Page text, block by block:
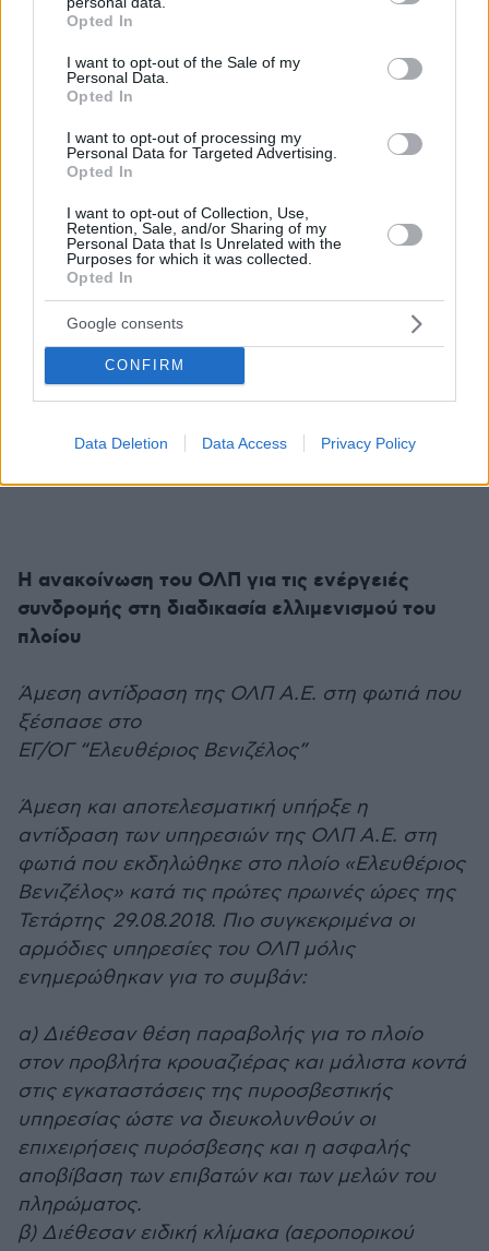
grant or deny consent to Google and its third-party tags to
use your data for below specified purposes in below Google
consent section.
Opted In
I want to opt-out of the Sale of my
Personal Data.
Opted In
I want to opt-out of processing my
Personal Data for Targeted Advertising.
Opted In
I want to opt-out of Collection, Use,
Retention, Sale, and/or Sharing of my
Personal Data that Is Unrelated with the
Purposes for which it was collected.
Opted In
Google consents
CONFIRM
Data Deletion Data Access Privacy Policy
μεταφέρονταν άμεσα με πούλμαν του ΟΛΠ
στην πύλη Ε3 με εντολή της πλοιοκτήτριας
εταιρείας, ώστε να επιβιβαστούν σε πλοίο που
έχει μισθώσει η ΑΝΕΚ για να ξεκινήσει εκ νέου
Η ανακοίνωση του ΟΛΠ για τις ενέργειές
συνδρομής στη διαδικασία ελλιμενισμού του
πλοίου
Άμεση αντίδραση της ΟΛΠ Α.Ε. στη φωτιά που
ξέσπασε στο
ΕΓ/ΟΓ “Ελευθέριος Βενιζέλος”
Άμεση και αποτελεσματική υπήρξε η
αντίδραση των υπηρεσιών της ΟΛΠ Α.Ε. στη
φωτιά που εκδηλώθηκε στο πλοίο «Ελευθέριος
Βενιζέλος» κατά τις πρώτες πρωινές ώρες της
Τετάρτης 29.08.2018. Πιο συγκεκριμένα οι
αρμόδιες υπηρεσίες του ΟΛΠ μόλις
ενημερώθηκαν για το συμβάν:
α) Διέθεσαν θέση παραβολής για το πλοίο
στον προβλήτα κρουαζιέρας και μάλιστα κοντά
στις εγκαταστάσεις της πυροσβεστικής
υπηρεσίας ώστε να διευκολυνθούν οι
επιχειρήσεις πυρόσβεσης και η ασφαλής
αποβίβαση των επιβατών και των μελών του
πληρώματος.
β) Διέθεσαν ειδική κλίμακα (αεροπορικού